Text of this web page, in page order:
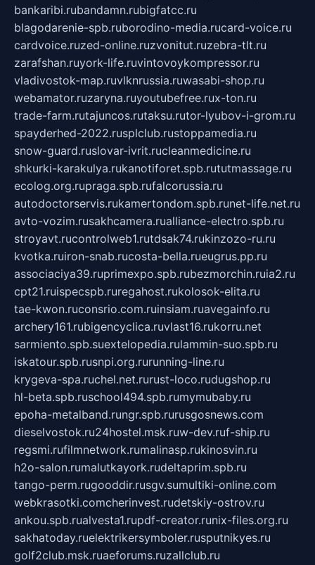
bankaribi.rubandamn.rubigfatcc.ru
blagodarenie-spb.ruborodino-media.rucard-voice.ru
cardvoice.ruzed-online.ruzvonitut.ruzebra-tlt.ru
zarafshan.ruyork-life.ruvintovoykompressor.ru
vladivostok-map.ruvlknrussia.ruwasabi-shop.ru
webamator.ruzaryna.ruyoutubefree.rux-ton.ru
trade-farm.rutajuncos.rutaksu.rutor-lyubov-i-grom.ru
spayderhed-2022.rusplclub.rustoppamedia.ru
snow-guard.ruslovar-ivrit.rucleanmedicine.ru
shkurki-karakulya.rukanotiforet.spb.rututmassage.ru
ecolog.org.rupraga.spb.rufalcorussia.ru
autodoctorservis.rukamertondom.spb.runet-life.net.ru
avto-vozim.rusakhcamera.rualliance-electro.spb.ru
stroyavt.rucontrolweb1.rutdsak74.rukinzozo-ru.ru
kvotka.ruiron-snab.rucosta-bella.rueugrus.pp.ru
associaciya39.ruprimexpo.spb.rubezmorchin.ruia2.ru
cpt21.ruispecspb.ruregahost.rukolosok-elita.ru
tae-kwon.ruconsrio.com.ruinsiam.ruavegainfo.ru
archery161.rubigencyclica.ruvlast16.rukorru.net
sarmiento.spb.suextelopedia.rulammin-suo.spb.ru
iskatour.spb.rusnpi.org.rurunning-line.ru
krygeva-spa.ruchel.net.rurust-loco.rudugshop.ru
hl-beta.spb.ruschool494.spb.rumymubaby.ru
epoha-metalband.rungr.spb.rurusgosnews.com
dieselvostok.ru24hostel.msk.ruw-dev.ruf-ship.ru
regsmi.rufilmnetwork.rumalinasp.rukinosvin.ru
h2o-salon.rumalutkayork.rudeltaprim.spb.ru
tango-perm.rugooddir.rusgv.sumultiki-online.com
webkrasotki.comcherinvest.rudetskiy-ostrov.ru
ankou.spb.rualvesta1.rupdf-creator.runix-files.org.ru
sakhatoday.ruelektrikersymboler.rusputnikyes.ru
golf2club.msk.ruaeforums.ruzallclub.ru